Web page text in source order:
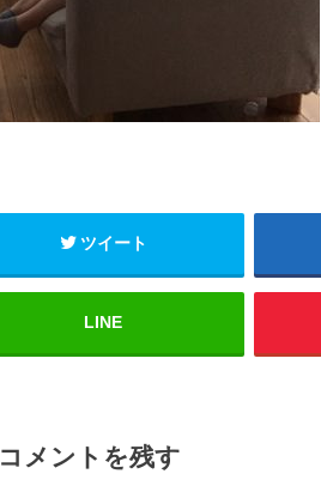
ツイート
LINE
コメントを残す